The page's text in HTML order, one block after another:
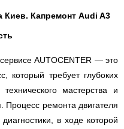
Киев. Капремонт Audi A3
AUTOCENTER — это
который требует глубоких
мастерства и
Процесс ремонта двигателя
в ходе которой